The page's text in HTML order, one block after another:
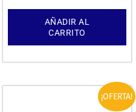
AÑADIR AL
CARRITO
¡OFERTA!
precio
El
precio